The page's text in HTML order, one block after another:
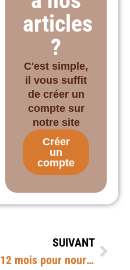
articles
?
C'est simple,
il vous suffit
de créer un
compte sur
notre site
Créer
un
compte
SUIVANT
12 mois pour nourrir votre pratique